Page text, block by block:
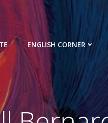
ENGLISH CORNER